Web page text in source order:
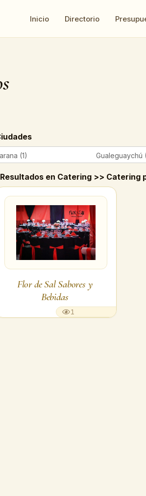
Inicio Directorio
(1) Gualeguaychú
Resultados en Catering >> Catering
Flor de Sal Sabores y
Bebidas
1